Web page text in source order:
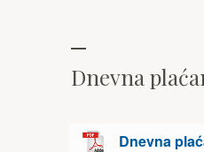
Dnevna
Dnevna